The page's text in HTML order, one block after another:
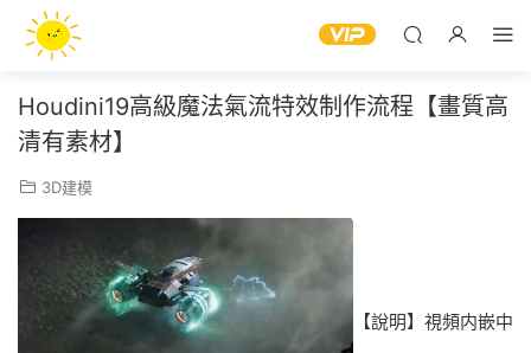
Houdini19高級魔法氣流特效制作流程【畫質高
清有素材】
3D建模
【說明】視頻内嵌中